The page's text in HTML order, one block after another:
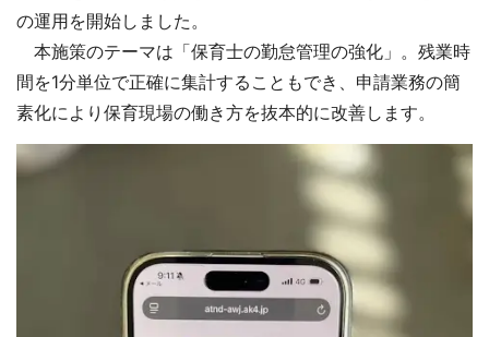
の運用を開始しました。
本施策のテーマは「保育士の勤怠管理の強化」。残業時
間を1分単位で正確に集計することもでき、申請業務の簡
素化により保育現場の働き方を抜本的に改善します。